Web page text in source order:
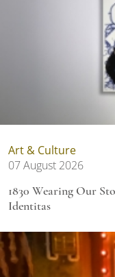
Art & Culture
07 August 2026
1830 Wearing Our
Identitas